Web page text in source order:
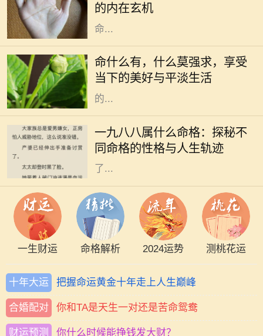
的内在玄机
有趣且古老的智慧，帮助人们解析生
命...
命什么有，什么莫强求，享受
当下的美好与平淡生活
在生活的长河中，我们常常被各种期
待、梦想和理想所驱动。我们为了追
求所谓的成功与幸福而不断努力，但
往往在这个过程中，却忽视了最重要
的...
一九八八属什么命格：探秘不
同命格的性格与人生轨迹
一九八八年是农历的戊辰年，也就是
中国传统命理中的龙年。按照五行理
论，戊辰年对应的五行是土，这为出
生在这一年的朋友们的命格特征奠定
了...
一生财运 命格解析 2024运势 测桃花运
十年大运 把握命运黄金十年走上人生巅峰
合婚配对 你和TA是天生一对还是苦命鸳鸯
财运预测 你什么时候能挣钱发大财？